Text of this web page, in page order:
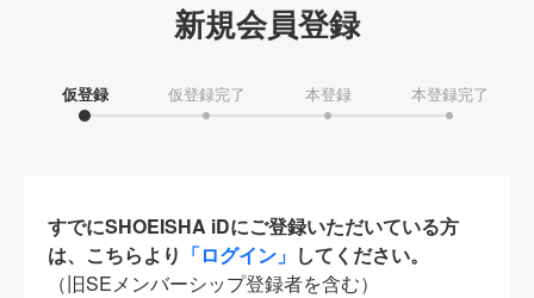
新規会員登録
仮登録 仮登録完了 本登録 本登録完了
すでにSHOEISHA iDにご登録いただいている方
は、こちらより 「ログイン」 してください。
（旧SEメンバーシップ登録者を含む）